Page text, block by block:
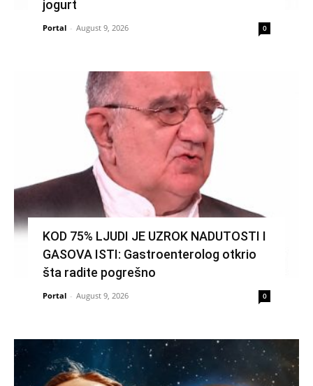
jogurt
Portal - August 9, 2026 0
KOD 75% LJUDI JE UZROK NADUTOSTI I
GASOVA ISTI: Gastroenterolog otkrio
šta radite pogrešno
Portal - August 9, 2026 0